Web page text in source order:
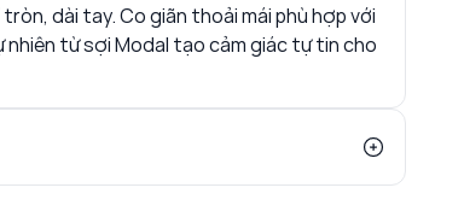
dài tay. Co giãn thoải mái phù hợp với
nhiên từ sợi Modal tạo cảm giác tự tin cho